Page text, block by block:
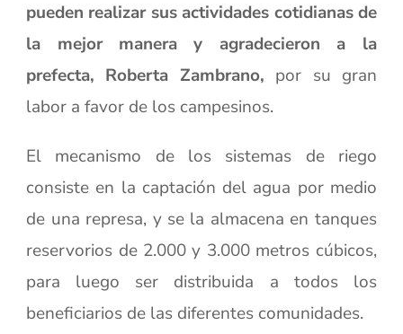
pueden realizar sus actividades cotidianas de
la mejor manera y agradecieron a la
prefecta, Roberta Zambrano, por su gran
labor a favor de los campesinos.
El mecanismo de los sistemas de riego
consiste en la captación del agua por medio
de una represa, y se la almacena en tanques
reservorios de 2.000 y 3.000 metros cúbicos,
para luego ser distribuida a todos los
beneficiarios de las diferentes comunidades.